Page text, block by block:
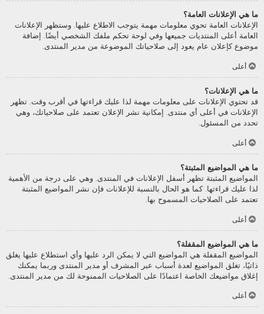
ما هي الإعلانات العامة؟
الإعلانات العامة تحوي معلومات مهمة يتوجب الاطلاع عليها. وستظهر الإعلانات
العامة أعلى المنتديات جميعها وفي لوحة تحكم ملفك الشخصي أيضًا. إضافة
موضوع كإعلان عام يعود إلى صلاحياتك الموضوعة من مدير المنتدى.
أعلى
ما هي الإعلانات؟
قد تحتوي الإعلانات على معلومات مهمة لذا عليك قراءتها في أقرب وقت. تظهر
الإعلانات في أعلى أي منتدى. إمكانية نشر الإعلان تعتمد على صلاحياتك، وهي
تحدد من المسئول.
أعلى
ما هي المواضيع المثبتة؟
المواضيع المثبتة تظهر أسفل الإعلانات في المنتدى. وهي على درجة من الأهمية
لذا عليك قراءتها. كما هو الحال بالنسبة للإعلانات فإن نشر المواضيع المثبتة
تعتمد على الصلاحيات المسموح بها.
أعلى
ما هي المواضيع المقفلة؟
المواضيع المقفلة هي المواضيع التي لا يمكن الرد عليها وأي استطلاع عليها يغلق
ذاتيًا، تغلق المواضيع لعدة أسباب عبر المشرف أو مدير المنتدى وربما يمكنك
إغلاق مواضيعك الخاصة اعتمادًا على الصلاحيات الممنوحة لك من مدير المنتدى.
أعلى